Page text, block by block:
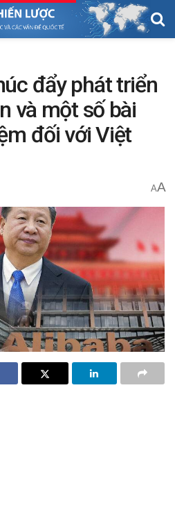
đẩy phát triển
và một số bài
đối với Việt
AA